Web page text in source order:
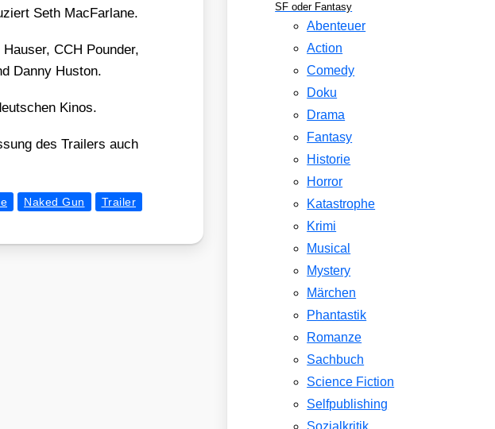
Seth Mac­Far­la­ne.
CCH Poun­der,
Dan­ny Hus­ton.
Kinos.
des Trai­lers auch
Naked Gun Trailer
SF oder Fantasy
Abenteuer
Action
Comedy
Doku
Drama
Fantasy
Historie
Horror
Katastrophe
Krimi
Musical
Mystery
Märchen
Phantastik
Romanze
Sachbuch
Science Fiction
Selfpublishing